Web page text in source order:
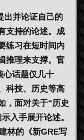
出并论证自己的
支持的论述。成
练习在短时间内
推理来支撑。官
心话题仅几十
科技、历史等高
，面对关于“历史
入手展开论述。
林的《新GRE写